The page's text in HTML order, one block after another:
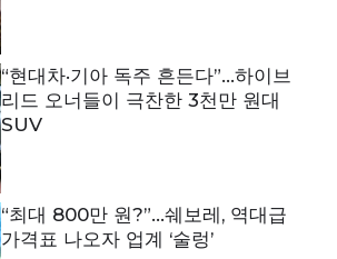
“현대차·기아 독주 흔든다”…하이브
리드 오너들이 극찬한 3천만 원대
SUV
“최대 800만 원?”…쉐보레, 역대급
가격표 나오자 업계 ‘술렁’